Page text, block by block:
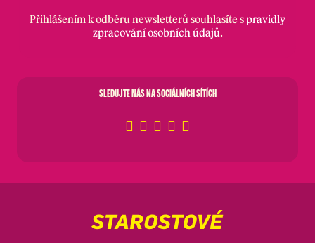
Přihlášením k odběru newsletterů souhlasíte spravidly
zpracování osobních údajů.
SLEDUJTE NÁS NA SOCIÁLNÍCH SÍTÍCH